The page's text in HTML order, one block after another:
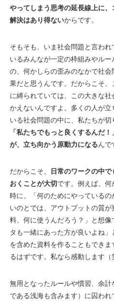
やってしまう思考の延長線上に
解決はあり得ないからです。
そもそも、いま社会問題と言わ
いるみんなが一定の枠組みやル
の、何かしらの歪みのなかで社
果だと思うんです。だからこそ
に縛られていては、この大きな
かえないんですよ。多くの人が
いる社会問題の中に、私たちが切
「私たちでもっと良くするんだ
が、立ち向かう原動力になるんで
だからこそ、
日常のワークの中
おくことが大切です。例えば、何
時に、「何のためにやっている
いのとでは、アウトプットの質
料、何に使うんだろう？」と想
タも一緒にあった方が良いよね
を含めた資料を作ることもでき
るはずです。私なら感動します（
無用となったルールや慣習、余
である浅海も含みます）に囚わ